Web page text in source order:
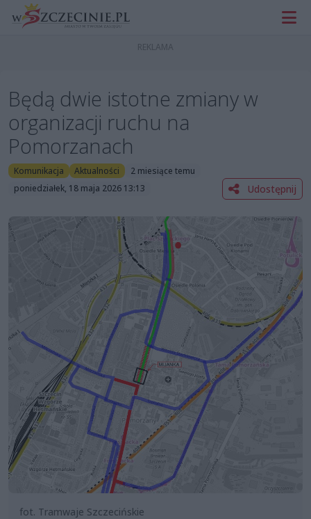
Będą dwie istotne zmiany w
organizacji ruchu na
Pomorzanach
Komunikacja Aktualności
2 miesiące temu
poniedziałek, 18 maja 2026 13:13
Udostępnij
fot. Tramwaje Szczecińskie